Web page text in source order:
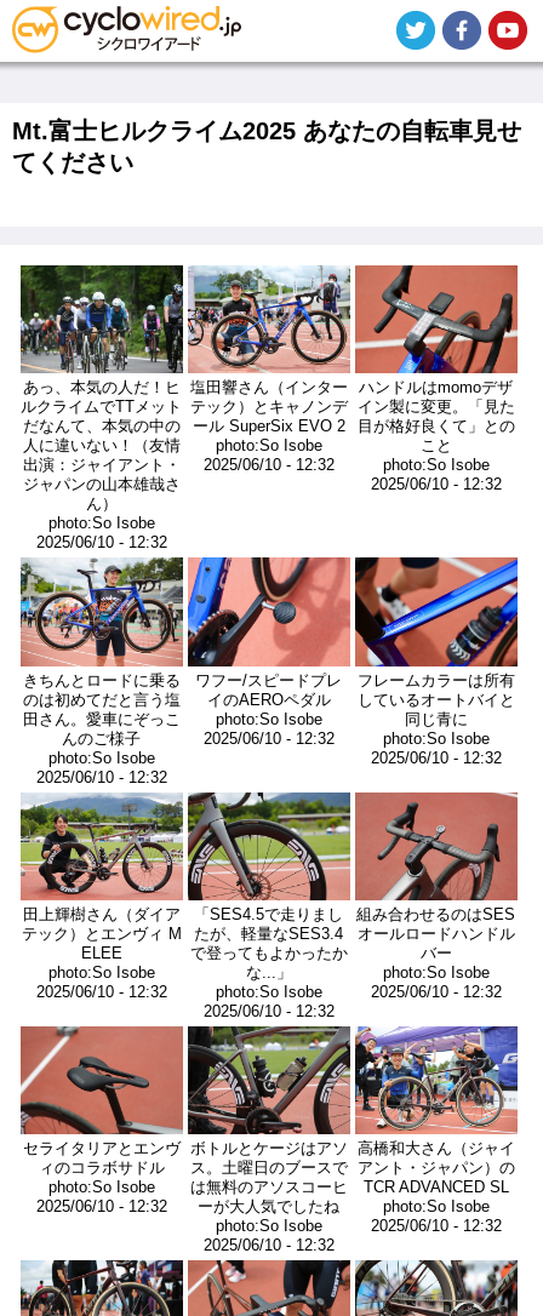
メ
イ
テMt.富士ヒルクライム2025 あなたの自転車見せ
てください
画
像
あっ、本気の人だ！ヒ
ルクライムでTTメット
だなんて、本気の中の
人に違いない！（友情
出演：ジャイアント・
ジャパンの山本雄哉さ
ん）
photo:So Isobe
2025/06/10 - 12:32
画
像
塩田響さん（インター
テック）とキャノンデ
ール SuperSix EVO 2
photo:So Isobe
2025/06/10 - 12:32
ハンドルはmomoデザ
イン製に変更。「見た
目が格好良くて」との
こと
photo:So Isobe
2025/06/10 - 12:32
画
像
きちんとロードに乗る
のは初めてだと言う塩
田さん。愛車にぞっこ
んのご様子
photo:So Isobe
2025/06/10 - 12:32
画
像
ワフー/スピードプレ
イのAEROペダル
photo:So Isobe
2025/06/10 - 12:32
画
像
フレームカラーは所有
しているオートバイと
同じ青に
photo:So Isobe
2025/06/10 - 12:32
画
像
田上輝樹さん（ダイア
テック）とエンヴィ M
ELEE
photo:So Isobe
2025/06/10 - 12:32
画
像
「SES4.5で走りまし
たが、軽量なSES3.4
で登ってもよかったか
な...」
photo:So Isobe
2025/06/10 - 12:32
組み合わせるのはSES
オールロードハンドル
バー
photo:So Isobe
2025/06/10 - 12:32
セライタリアとエンヴ
ィのコラボサドル
photo:So Isobe
2025/06/10 - 12:32
画
像
ボトルとケージはアソ
ス。土曜日のブースで
は無料のアソスコーヒ
ーが大人気でしたね
photo:So Isobe
2025/06/10 - 12:32
画
像
高橋和大さん（ジャイ
アント・ジャパン）の
TCR ADVANCED SL
photo:So Isobe
2025/06/10 - 12:32
画
像
像
画
像